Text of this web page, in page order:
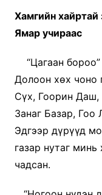
Хамгийн хайртай
Ямар учираас
“Цагаан
Долоон хөх чоно
Сүх, Гоорин Даш,
Занаг Базар, Гоо
Эдгээр дүрүүд
газар нутаг
чадсан.